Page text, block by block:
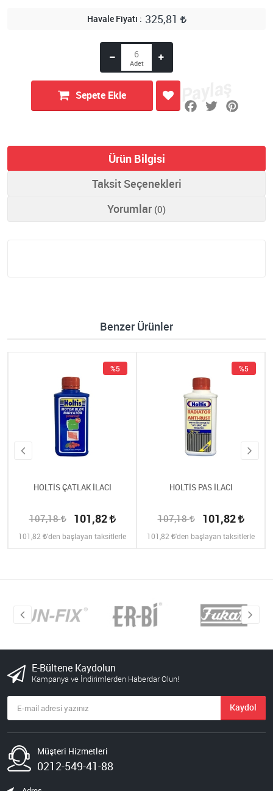
Havale Fiyatı 325,81
Sepete Ekle
Ürün Bilgisi
Taksit Seçenekleri
Yorumlar (0)
Benzer Ürünler
HOLTİS ÇATLAK İLACI
107,18 101,82
%5
101,82 'den başlayan taksitlerle
HOLTİS PAS İLACI
107,18 101,82
%5
101,82 'den başlayan taksitlerle
E-Bültene Kaydolun
Kampanya ve İndirimlerden Haberdar Olun!
Kaydol
Müşteri Hizmetleri
0212-549-41-88